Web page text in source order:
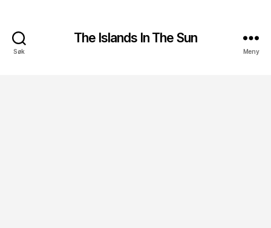
Søk
The Islands In The Sun
Meny